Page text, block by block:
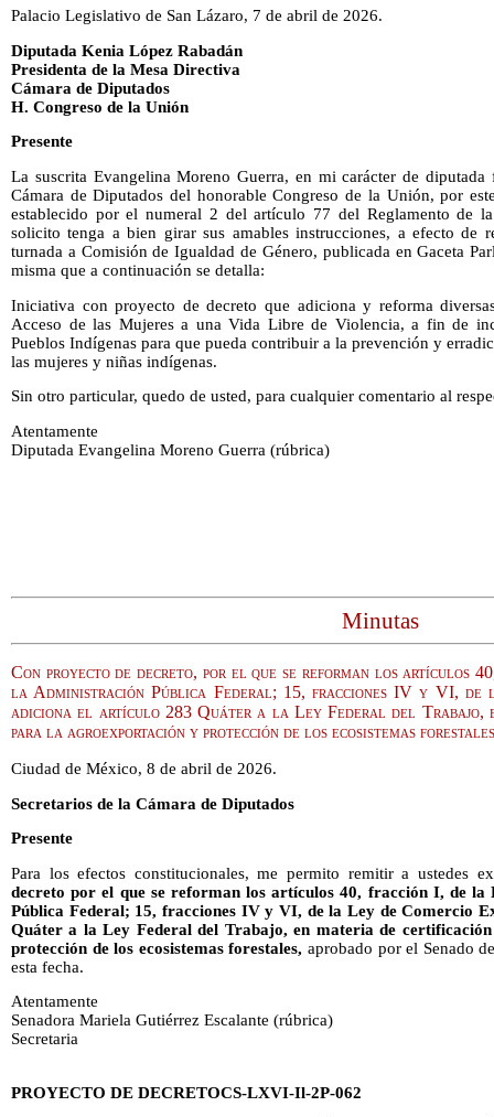
Palacio Legislativo de San Lázaro, 7 de abril de 2026.
Diputada Kenia López Rabadán
Presidenta de la Mesa Directiva
Cámara de Diputados
H. Congreso de la Unión
Presente
La suscrita Evangelina Moreno Guerra, en mi carácter de
Cámara de Diputados del honorable Congreso de la Unión, por
establecido por el numeral 2 del artículo 77 del Reglamento de la
solicito tenga a bien girar sus amables instrucciones, a efecto de
turnada a Comisión de Igualdad de Género, publicada en Gaceta
misma que a continuación se detalla:
Iniciativa con proyecto de decreto que adiciona y reforma
Acceso de las Mujeres a una Vida Libre de Violencia, a fin de
Pueblos Indígenas para que pueda contribuir a la prevención y
las mujeres y niñas indígenas.
Sin otro particular, quedo de usted, para cualquier comentario al
Atentamente
Diputada Evangelina Moreno Guerra (rúbrica)
Minutas
Con proyecto de decreto, por el que se reforman los artículos
la Administración Pública Federal; 15, fracciones IV y VI, de
adiciona el artículo 283 Quáter a la Ley Federal del Trabajo,
para la agroexportación y protección de los ecosistemas forestales
Ciudad de México, 8 de abril de 2026.
Secretarios de la Cámara de Diputados
Presente
Para los efectos constitucionales, me permito remitir a ustedes
decreto por el que se reforman los artículos 40, fracción I, de
Pública Federal; 15, fracciones IV y VI, de la Ley de Comercio
Quáter a la Ley Federal del Trabajo, en materia de
protección de los ecosistemas forestales, aprobado por el Senado
esta fecha.
Atentamente
Senadora Mariela Gutiérrez Escalante (rúbrica)
Secretaria
PROYECTO DE DECRETOCS-LXVI-Il-2P-062